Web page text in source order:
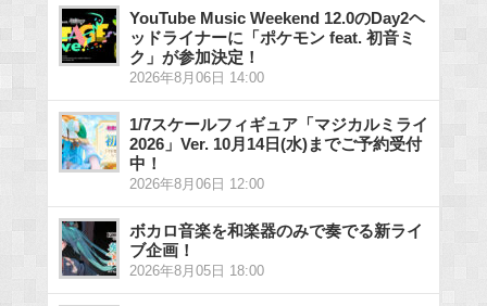
YouTube Music Weekend 12.0のDay2ヘ
ッドライナーに「ポケモン feat. 初音ミ
ク」が参加決定！
2026年8月06日 14:00
1/7スケールフィギュア「マジカルミライ
2026」Ver. 10月14日(水)までご予約受付
中！
2026年8月06日 12:00
ボカロ音楽を和楽器のみで奏でる新ライ
ブ企画！
2026年8月05日 18:00